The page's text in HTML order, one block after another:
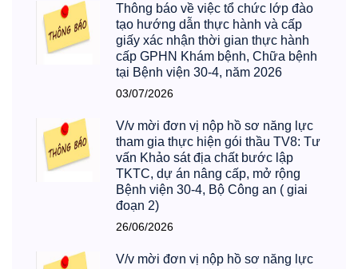
Thông báo về việc tổ chức lớp đào
tạo hướng dẫn thực hành và cấp
giấy xác nhận thời gian thực hành
cấp GPHN Khám bệnh, Chữa bệnh
tại Bệnh viện 30-4, năm 2026
03/07/2026
V/v mời đơn vị nộp hồ sơ năng lực
tham gia thực hiện gói thầu TV8: Tư
vấn Khảo sát địa chất bước lập
TKTC, dự án nâng cấp, mở rộng
Bệnh viện 30-4, Bộ Công an ( giai
đoạn 2)
26/06/2026
V/v mời đơn vị nộp hồ sơ năng lực